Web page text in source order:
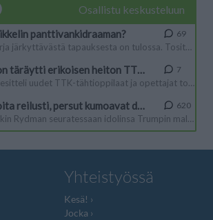
Yhteistyössä
Kesä!
Jocka